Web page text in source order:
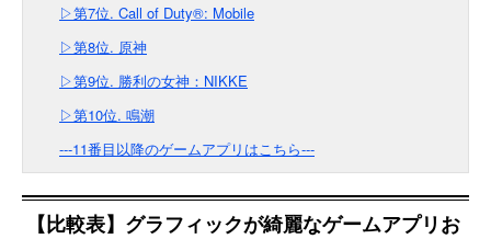
▷第7位. Call of Duty®: Mobile
▷第8位. 原神
▷第9位. 勝利の女神：NIKKE
▷第10位. 鳴潮
---11番目以降のゲームアプリはこちら---
【比較表】グラフィックが綺麗なゲームアプリお